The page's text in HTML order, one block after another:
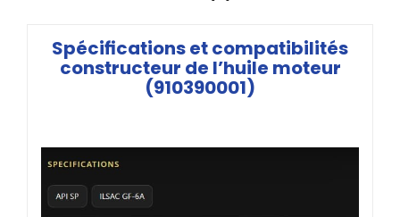
Spécifications et compatibilités
constructeur de l’huile moteur
(910390001)